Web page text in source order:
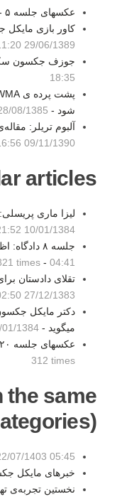
عکسهای جلسه ۵ -
کاور بازی
29/06/1389 11:20
جوزف جکسون
18:35
شود - 08/1385 13:00
آلبوم تریلر:
09/11/1390 16:56
articles:
لیزا ماری
10/01/1384 21:52
جلسه ۸ دادگاه: اظهارات شاکی -
04:41
-
times
تقلای دادستان
27/12/1383 02:50
دکتر مایکل
میگوید - 1384 01:33
عکسهای جلسه ۲۰ -
312 times
the same
07/1403 05:45
خبرهای مایکل
نخستین تجربه‌ی